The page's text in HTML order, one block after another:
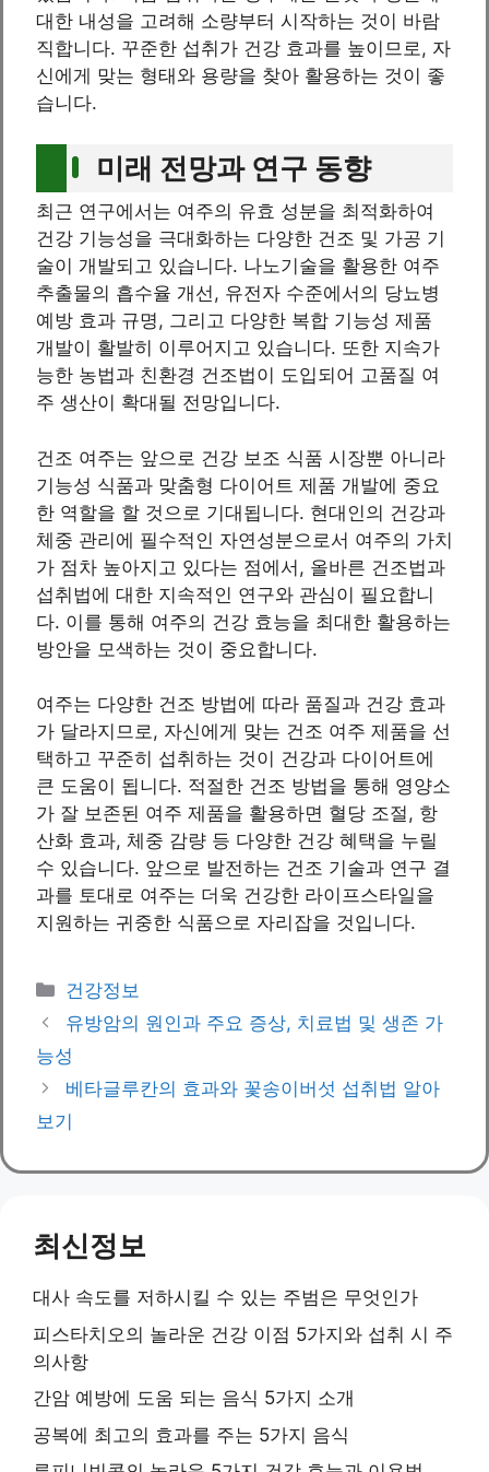
대한 내성을 고려해 소량부터 시작하는 것이 바람
직합니다. 꾸준한 섭취가 건강 효과를 높이므로, 자
신에게 맞는 형태와 용량을 찾아 활용하는 것이 좋
습니다.
미래 전망과 연구 동향
최근 연구에서는 여주의 유효 성분을 최적화하여
건강 기능성을 극대화하는 다양한 건조 및 가공 기
술이 개발되고 있습니다. 나노기술을 활용한 여주
추출물의 흡수율 개선, 유전자 수준에서의 당뇨병
예방 효과 규명, 그리고 다양한 복합 기능성 제품
개발이 활발히 이루어지고 있습니다. 또한 지속가
능한 농법과 친환경 건조법이 도입되어 고품질 여
주 생산이 확대될 전망입니다.
건조 여주는 앞으로 건강 보조 식품 시장뿐 아니라
기능성 식품과 맞춤형 다이어트 제품 개발에 중요
한 역할을 할 것으로 기대됩니다. 현대인의 건강과
체중 관리에 필수적인 자연성분으로서 여주의 가치
가 점차 높아지고 있다는 점에서, 올바른 건조법과
섭취법에 대한 지속적인 연구와 관심이 필요합니
다. 이를 통해 여주의 건강 효능을 최대한 활용하는
방안을 모색하는 것이 중요합니다.
여주는 다양한 건조 방법에 따라 품질과 건강 효과
가 달라지므로, 자신에게 맞는 건조 여주 제품을 선
택하고 꾸준히 섭취하는 것이 건강과 다이어트에
큰 도움이 됩니다. 적절한 건조 방법을 통해 영양소
가 잘 보존된 여주 제품을 활용하면 혈당 조절, 항
산화 효과, 체중 감량 등 다양한 건강 혜택을 누릴
수 있습니다. 앞으로 발전하는 건조 기술과 연구 결
과를 토대로 여주는 더욱 건강한 라이프스타일을
지원하는 귀중한 식품으로 자리잡을 것입니다.
Categories
건강정보
유방암의 원인과 주요 증상, 치료법 및 생존 가
능성
베타글루칸의 효과와 꽃송이버섯 섭취법 알아
보기
최신정보
대사 속도를 저하시킬 수 있는 주범은 무엇인가
피스타치오의 놀라운 건강 이점 5가지와 섭취 시 주
의사항
간암 예방에 도움 되는 음식 5가지 소개
공복에 최고의 효과를 주는 5가지 음식